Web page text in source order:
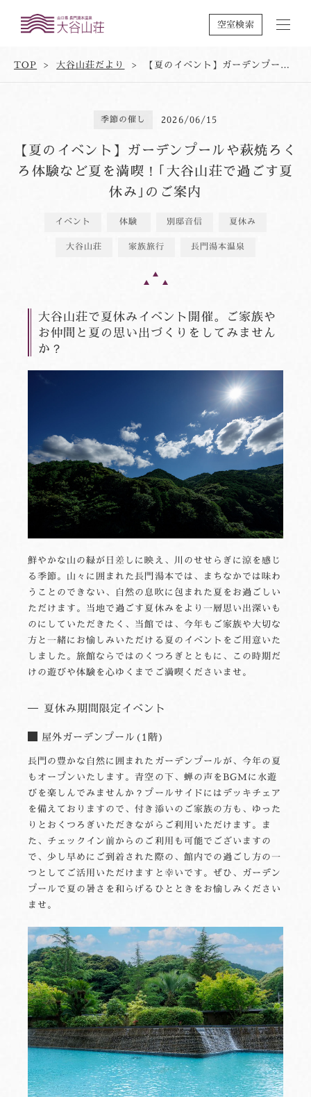
空室検索
TOP 大谷山荘だより 【夏のイベント】ガーデンプールや萩焼ろくろ体験など夏を満喫！｢大谷山荘で過ごす夏休み｣のご案内
季節の催し 2026/06/15
【夏のイベント】ガーデンプールや萩焼ろく
ろ体験など夏を満喫！｢大谷山荘で過ごす夏
休み｣のご案内
イベント 体験 別邸音信 夏休み
大谷山荘 家族旅行 長門湯本温泉
大谷山荘で夏休みイベント開催。ご家族や
お仲間と夏の思い出づくりをしてみません
か？
鮮やかな山の緑が日差しに映え、川のせせらぎに涼を感じ
る季節。山々に囲まれた長門湯本では、まちなかでは味わ
うことのできない、自然の息吹に包まれた夏をお過ごしい
ただけます。当地で過ごす夏休みをより一層思い出深いも
のにしていただきたく、当館では、今年もご家族や大切な
方と一緒にお愉しみいただける夏のイベントをご用意いた
しました。旅館ならではのくつろぎとともに、この時期だ
けの遊びや体験を心ゆくまでご満喫くださいませ。
夏休み期間限定イベント
屋外ガーデンプール(1階)
長門の豊かな自然に囲まれたガーデンプールが、今年の夏
もオープンいたします。青空の下、蝉の声をBGMに水遊
びを楽しんでみませんか？プールサイドにはデッキチェア
を備えておりますので、付き添いのご家族の方も、ゆった
りとおくつろぎいただきながらご利用いただけます。ま
た、チェックイン前からのご利用も可能でございますの
で、少し早めにご到着された際の、館内での過ごし方の一
つとしてご活用いただけますと幸いです。ぜひ、ガーデン
プールで夏の暑さを和らげるひとときをお愉しみください
ませ。